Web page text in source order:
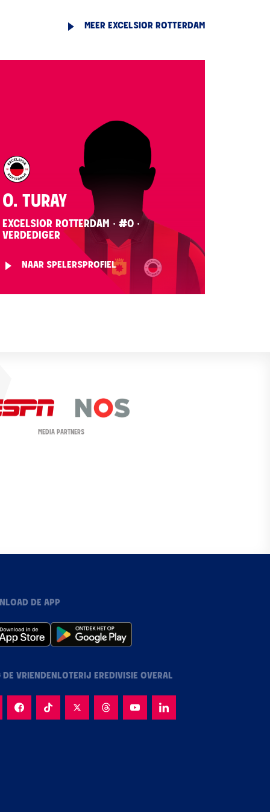
MEER EXCELSIOR ROTTERDAM
O. TURAY
EXCELSIOR ROTTERDAM · #0 ·
VERDEDIGER
NAAR SPELERSPROFIEL
MEDIA PARTNERS
DE APP
DE VRIENDENLOTERIJ EREDIVISIE OVERAL